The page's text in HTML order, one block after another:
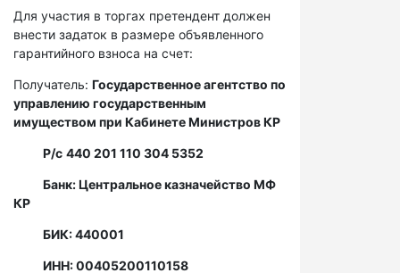
Для участия в торгах претендент должен
внести задаток в размере объявленного
гарантийного взноса на счет:
Получатель: Государственное агентство по
управлению государственным
имуществом при Кабинете Министров КР
Р/с 440 201 110 304 5352
Банк: Центральное казначейство МФ
КР
БИК: 440001
ИНН: 00405200110158